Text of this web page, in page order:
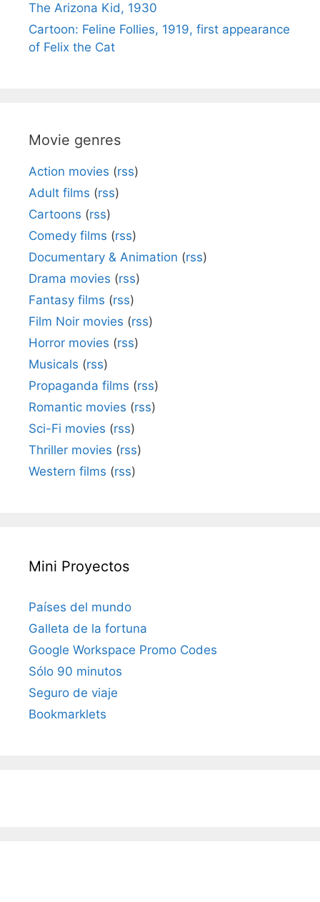
The Arizona Kid, 1930
Cartoon: Feline Follies, 1919, first appearance
of Felix the Cat
Movie genres
Action movies (rss)
Adult films (rss)
Cartoons (rss)
Comedy films (rss)
Documentary & Animation (rss)
Drama movies (rss)
Fantasy films (rss)
Film Noir movies (rss)
Horror movies (rss)
Musicals (rss)
Propaganda films (rss)
Romantic movies (rss)
Sci-Fi movies (rss)
Thriller movies (rss)
Western films (rss)
Mini Proyectos
Países del mundo
Galleta de la fortuna
Google Workspace Promo Codes
Sólo 90 minutos
Seguro de viaje
Bookmarklets